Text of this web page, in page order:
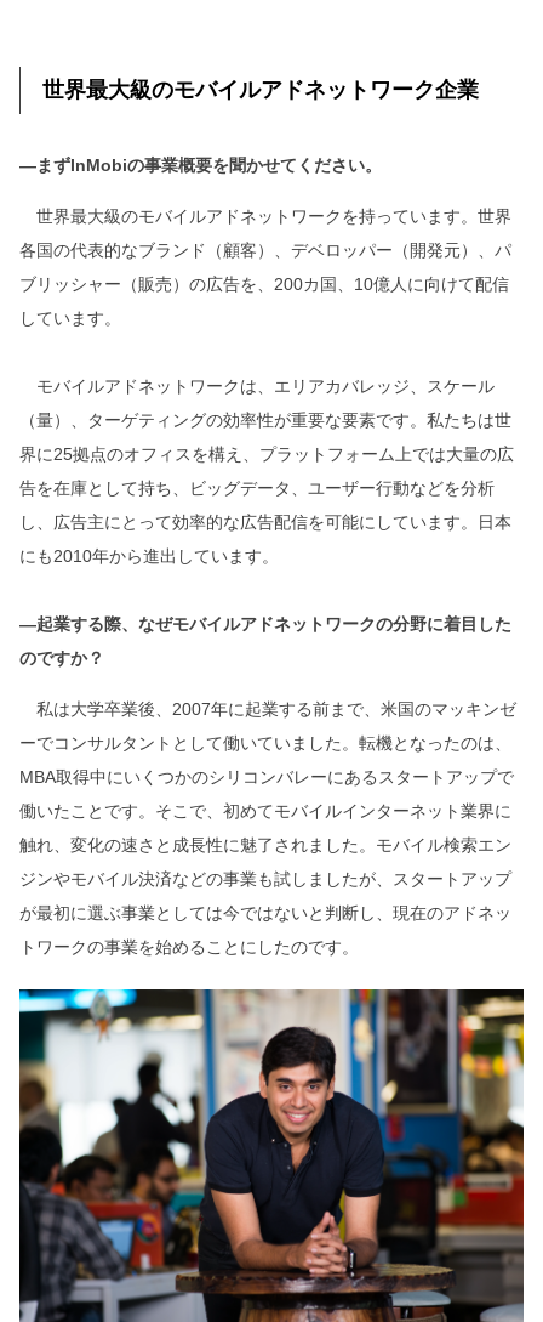
世界最大級のモバイルアドネットワーク企業
―まずInMobiの事業概要を聞かせてください。
世界最大級のモバイルアドネットワークを持っています。世界
各国の代表的なブランド（顧客）、デベロッパー（開発元）、パ
ブリッシャー（販売）の広告を、200カ国、10億人に向けて配信
しています。
モバイルアドネットワークは、エリアカバレッジ、スケール
（量）、ターゲティングの効率性が重要な要素です。私たちは世
界に25拠点のオフィスを構え、プラットフォーム上では大量の広
告を在庫として持ち、ビッグデータ、ユーザー行動などを分析
し、広告主にとって効率的な広告配信を可能にしています。日本
にも2010年から進出しています。
―起業する際、なぜモバイルアドネットワークの分野に着目した
のですか？
私は大学卒業後、2007年に起業する前まで、米国のマッキンゼ
ーでコンサルタントとして働いていました。転機となったのは、
MBA取得中にいくつかのシリコンバレーにあるスタートアップで
働いたことです。そこで、初めてモバイルインターネット業界に
触れ、変化の速さと成長性に魅了されました。モバイル検索エン
ジンやモバイル決済などの事業も試しましたが、スタートアップ
が最初に選ぶ事業としては今ではないと判断し、現在のアドネッ
トワークの事業を始めることにしたのです。